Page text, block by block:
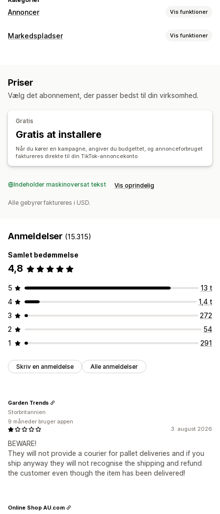
Annoncer Vis funktioner
Målretning
Kampagneadministration
Optimering med kunstig intelligens
AI-copywriting
Website
Videoer med købsmulighed
Effektivitetsanalyse
Engagementsparametre Analyse af investeringsafkast
Klikrater Konverteringssporing
Markedspladser Vis funktioner
Produktsynkronisering
Priser
Vælg det abonnement, der passer bedst til din virksomhed.
Gratis
Gratis at installere
Når du kører en kampagne, angiver du budgettet, og annonceforbruget
faktureres direkte til din TikTok-annoncekonto
Indeholder maskinoversat tekst Vis oprindelig
Alle gebyrer faktureres i USD.
Anmeldelser (15.315)
Samlet bedømmelse
4,8
5
13 t
4
1,4 t
3
272
2
54
1
291
Skriv en anmeldelse Alle anmeldelser
3. august 2026
BEWARE!
They will not provide a courier for pallet deliveries and if you
ship anyway they will not recognise the shipping and refund
the customer even though the item has been delivered!
Garden Trends
Storbritannien
9 måneder bruger appen
Online Shop AU.com